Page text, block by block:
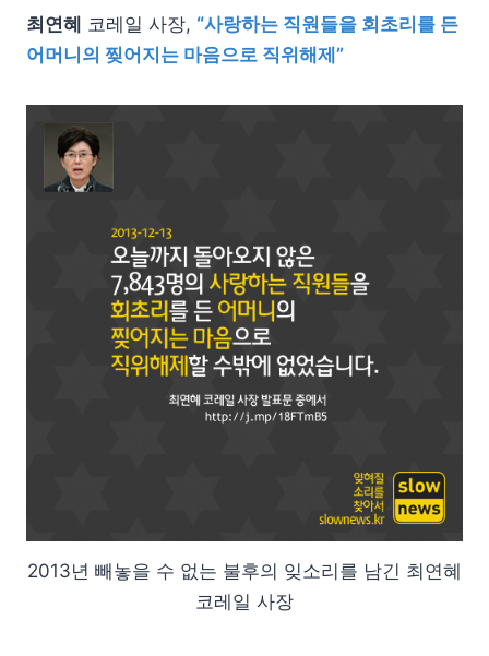
최연혜 코레일 사장, “사랑하는 직원들을 회초리를 든
어머니의 찢어지는 마음으로 직위해제”
2013년 빼놓을 수 없는 불후의 잊소리를 남긴 최연혜
코레일 사장